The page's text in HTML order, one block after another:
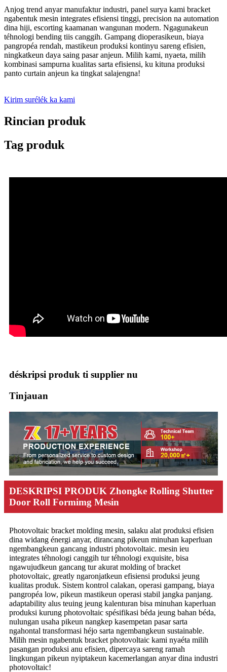
Anjog trend anyar manufaktur industri, panel surya kami bracket
ngabentuk mesin integrates efisiensi tinggi, precision na automation
dina hiji, escorting kaamanan wangunan modern. Ngagunakeun
téhnologi bending tiis canggih. Gampang dioperasikeun, biaya
pangropéa rendah, mastikeun produksi kontinyu sareng efisien,
ningkatkeun daya saing pasar anjeun. Milih kami, nyaeta, milih
kombinasi sampurna kualitas sarta efisiensi, ku kituna produksi
panto curtain anjeun ka tingkat salajengna!
Kirim surélék ka kami
Rincian produk
Tag produk
déskripsi produk ti supplier nu
Tinjauan
DESKRIPSI PRODUK Zhongke Rolling Shutter
Door Roll Formimg Mesin
Photovoltaic bracket molding mesin, salaku alat produksi efisien
dina widang énergi anyar, dirancang pikeun minuhan kaperluan
ngembangkeun gancang industri photovoltaic. mesin ieu
integrates téhnologi canggih tur téhnologi exquisite, bisa
ngawujudkeun gancang tur akurat molding of bracket
photovoltaic, greatly ngaronjatkeun efisiensi produksi jeung
kualitas produk. Sistem kontrol calakan, operasi gampang, biaya
pangropéa low, pikeun mastikeun operasi stabil jangka panjang.
adaptability alus teuing jeung kalenturan bisa minuhan kaperluan
produksi kurung photovoltaic spésifikasi béda jeung bahan béda,
nulungan usaha pikeun nangkep kasempetan pasar sarta
ngahontal transformasi héjo sarta ngembangkeun sustainable.
Milih mesin ngabentuk bracket photovoltaic kami nyaéta milih
pasangan produksi anu efisien, dipercaya sareng ramah
lingkungan pikeun nyiptakeun kacemerlangan anyar dina industri
photovoltaic!